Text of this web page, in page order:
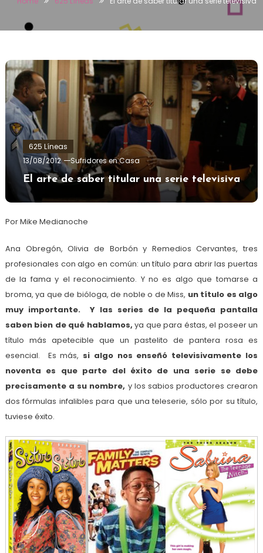
625 Líneas
13/08/2012
Sufridores en Casa
El arte de saber titular una serie televisiva
Por Mike Medianoche
Ana Obregón, Olivia de Borbón y Remedios Cervantes, tres
profesionales con algo en común: un título para abrir las puertas
de la fama y el reconocimiento. Y no es algo que tomarse a
broma, ya que de bióloga, de noble o de Miss, un título es algo
muy importante. Y las series de la pequeña pantalla
saben bien de qué hablamos,ya que para éstas, el poseer un
título más apetecible que un pastelito de pantera rosa es
esencial. Es más, si algo nos enseñó televisivamente los
noventa es que parte del éxito de una serie se debe
precisamente a su nombre, y los sabios productores crearon
dos fórmulas infalibles para que una teleserie, sólo por su título,
tuviese éxito.